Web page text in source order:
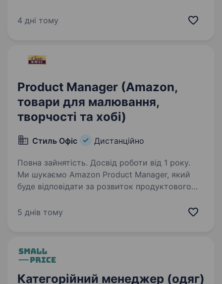
MISSION Own our product portfolio from idea
4 дні тому
Product Manager (Amazon,
товари для малювання,
творчості та хобі)
Стиль Офіс Дистанційно
Повна зайнятість. Досвід роботи від 1 року.
Ми шукаємо Amazon Product Manager, який
буде відповідати за розвиток продуктового
малювання, рукоділля та хобі. Ця роль
5 днів тому
Категорійний менеджер (одяг)